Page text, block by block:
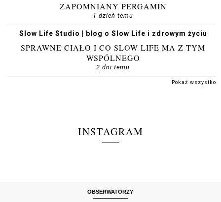
ZAPOMNIANY PERGAMIN
1 dzień temu
Slow Life Studio | blog o Slow Life i zdrowym życiu
SPRAWNE CIAŁO I CO SLOW LIFE MA Z TYM
WSPÓLNEGO
2 dni temu
Pokaż wszystko
INSTAGRAM
OBSERWATORZY